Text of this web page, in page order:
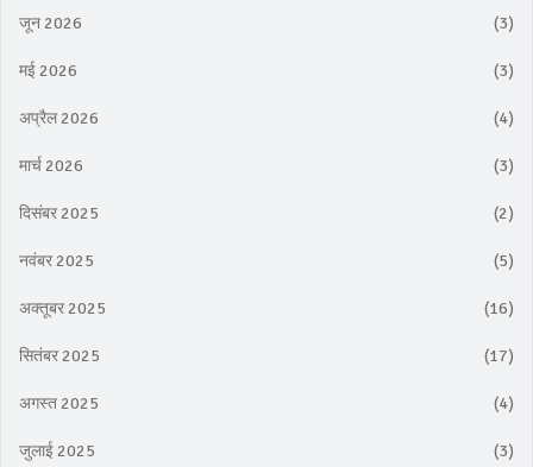
जून 2026 (3)
मई 2026 (3)
अप्रैल 2026 (4)
मार्च 2026 (3)
दिसंबर 2025 (2)
नवंबर 2025 (5)
अक्तूबर 2025 (16)
सितंबर 2025 (17)
अगस्त 2025 (4)
जुलाई 2025 (3)